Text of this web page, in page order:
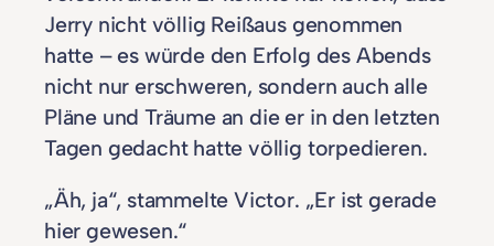
Jerry nicht völlig Reißaus genommen
hatte – es würde den Erfolg des Abends
nicht nur erschweren, sondern auch alle
Pläne und Träume an die er in den letzten
Tagen gedacht hatte völlig torpedieren.
„Äh, ja“, stammelte Victor. „Er ist gerade
hier gewesen.“